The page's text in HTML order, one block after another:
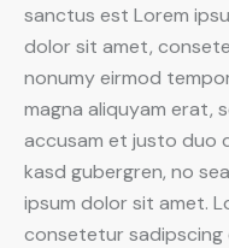
sanctus est Lorem
dolor sit amet,
nonumy eirmod
magna aliquyam erat,
accusam et justo duo
kasd gubergren, no
ipsum dolor sit amet.
consetetur sadipscing